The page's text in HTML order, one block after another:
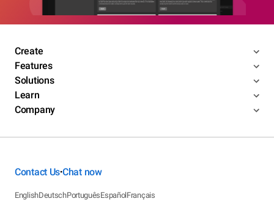
Create
Features
Solutions
Learn
Company
Contact Us•Chat now
EnglishDeutschPortuguêsEspañolFrançais